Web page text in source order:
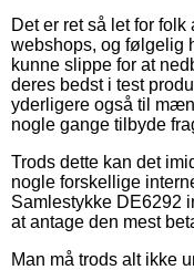
Det er ret så let for
webshops, og følgelig
kunne slippe for at
deres bedst i test
yderligere også til
nogle gange tilbyde
Trods dette kan det
nogle forskellige
Samlestykke DE6292
at antage den mest
Man må trods alt ikke